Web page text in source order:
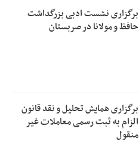
برگزاری نشست ادبی بزرگداشت
حافظ و مولانا در صربستان
برگزاری همایش تحلیل و نقد قانون
الزام به ثبت رسمی معاملات غیر
منقول